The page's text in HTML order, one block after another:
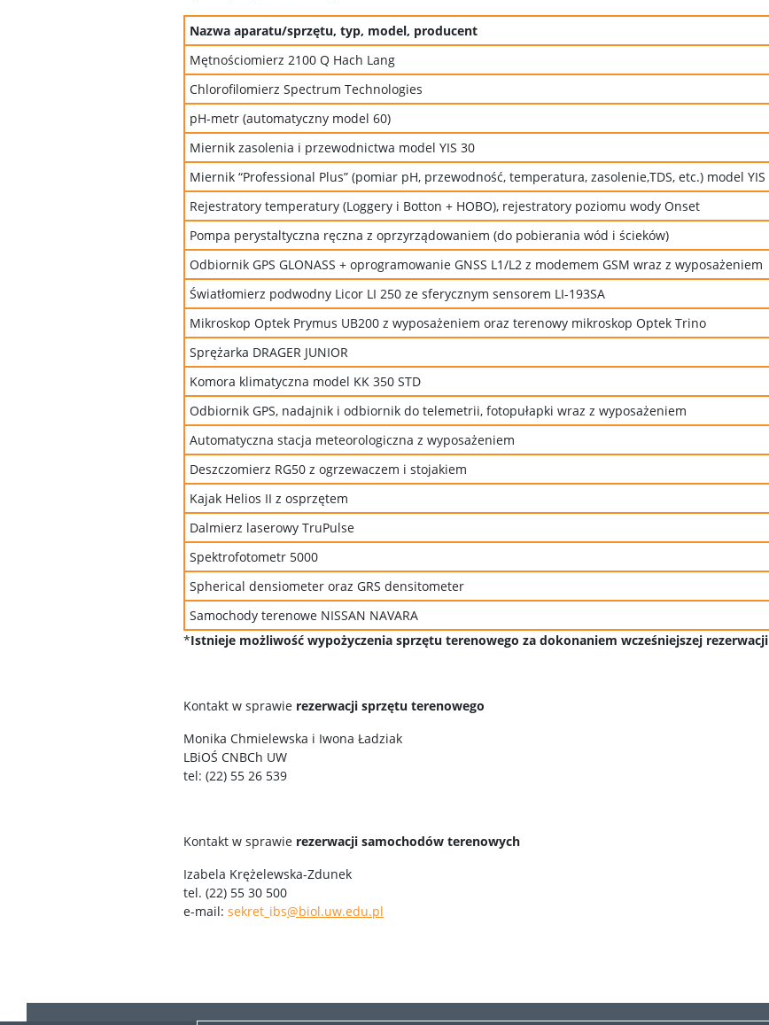
Nazwa aparatu/sprzętu, typ, model, producent
Mętnościomierz 2100 Q Hach Lang
Chlorofilomierz Spectrum Technologies
pH-metr (automatyczny model 60)
Miernik zasolenia i przewodnictwa model YIS 30
Miernik “Professional Plus” (pomiar pH, przewodność, temperatura, zasolenie,TDS, etc.) model YIS
Rejestratory temperatury (Loggery i Botton + HOBO), rejestratory poziomu wody Onset
Pompa perystaltyczna ręczna z oprzyrządowaniem (do pobierania wód i ścieków)
Odbiornik GPS GLONASS + oprogramowanie GNSS L1/L2 z modemem GSM wraz z wyposażeniem
Światłomierz podwodny Licor LI 250 ze sferycznym sensorem LI-193SA
Mikroskop Optek Prymus UB200 z wyposażeniem oraz terenowy mikroskop Optek Trino
Sprężarka DRAGER JUNIOR
Komora klimatyczna model KK 350 STD
Odbiornik GPS, nadajnik i odbiornik do telemetrii, fotopułapki wraz z wyposażeniem
Automatyczna stacja meteorologiczna z wyposażeniem
Deszczomierz RG50 z ogrzewaczem i stojakiem
Kajak Helios II z osprzętem
Dalmierz laserowy TruPulse
Spektrofotometr 5000
Spherical densiometer oraz GRS densitometer
Samochody terenowe NISSAN NAVARA
*Istnieje możliwość wypożyczenia sprzętu terenowego za dokonaniem wcześniejszej rezerwacji
Kontakt w sprawie rezerwacji sprzętu terenowego
Monika Chmielewska i Iwona Ładziak
LBiOŚ CNBCh UW
tel: (22) 55 26 539
Kontakt w sprawie rezerwacji samochodów terenowych
Izabela Krężelewska-Zdunek
tel. (22) 55 30 500
e-mail: sekret_ibs@biol.uw.edu.pl